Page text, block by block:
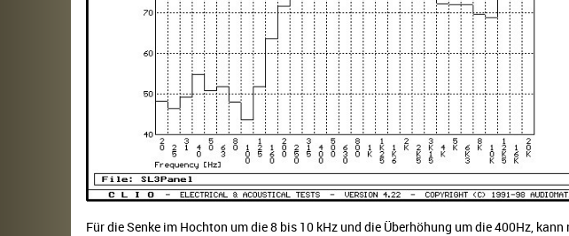
Für die Senke im Hochton um die 8 bis 10 kHz und die Überhöhung um die 400Hz,